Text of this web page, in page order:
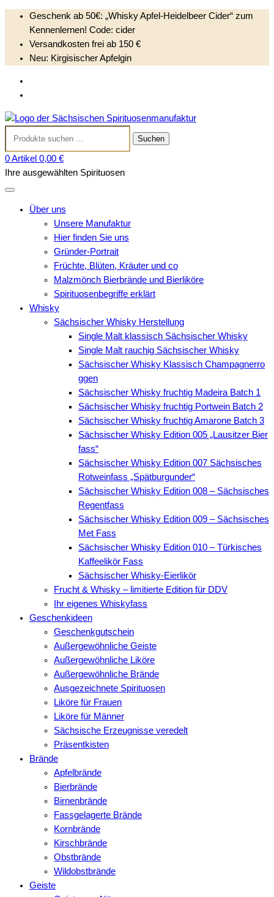
Geschenk ab 50€: „Whisky Apfel-Heidelbeer Cider“ zum
Kennenlernen! Code: cider
Versandkosten frei ab 150 €
Neu: Kirgisischer Apfelgin
p
o
c
o
n
Sächsischen
Suchen
0 Artikel 0,00 €
Ihre ausgewählten Spirituosen
Über uns
Unsere Manufaktur
Hier finden Sie uns
Gründer-Portrait
Früchte, Blüten, Kräuter und co
Malzmönch Bierbrände und Bierliköre
Spirituosenbegriffe erklärt
Whisky
Sächsischer Whisky Herstellung
Single Malt klassisch Sächsischer Whisky
Single Malt rauchig Sächsischer Whisky
Sächsischer Whisky Klassisch Champagnerro
ggen
Sächsischer Whisky fruchtig Madeira Batch 1
Sächsischer Whisky fruchtig Portwein Batch 2
Sächsischer Whisky fruchtig Amarone Batch 3
Sächsischer Whisky Edition 005 „Lausitzer Bier
fass“
Sächsischer Whisky Edition 007 Sächsisches
Rotweinfass „Spätburgunder“
Sächsischer Whisky Edition 008 – Sächsisches
Regentfass
Sächsischer Whisky Edition 009 – Sächsisches
Met Fass
Sächsischer Whisky Edition 010 – Türkisches
Kaffeelikör Fass
Sächsischer Whisky-Eierlikör
Frucht & Whisky – limitierte Edition für DDV
Ihr eigenes Whiskyfass
Geschenkideen
Geschenkgutschein
Außergewöhnliche Geiste
Außergewöhnliche Liköre
Außergewöhnliche Brände
Ausgezeichnete Spirituosen
Liköre für Frauen
Liköre für Männer
Sächsische Erzeugnisse veredelt
Präsentkisten
Brände
Apfelbrände
Bierbrände
Birnenbrände
Fassgelagerte Brände
Kornbrände
Kirschbrände
Obstbrände
Wildobstbrände
Geiste